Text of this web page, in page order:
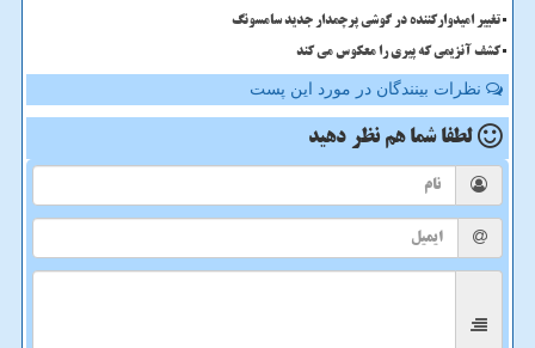
تغییر امیدوارکننده در گوشی پرچمدار جدید سامسونگ
کشف آنزیمی که پیری را معکوس می کند
نظرات بینندگان در مورد این پست
لطفا شما هم نظر دهید